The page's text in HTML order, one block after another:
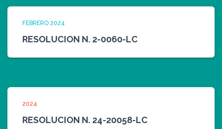
FEBRERO 2024
RESOLUCION N. 2-0060-LC
2024
RESOLUCION N. 24-20058-LC